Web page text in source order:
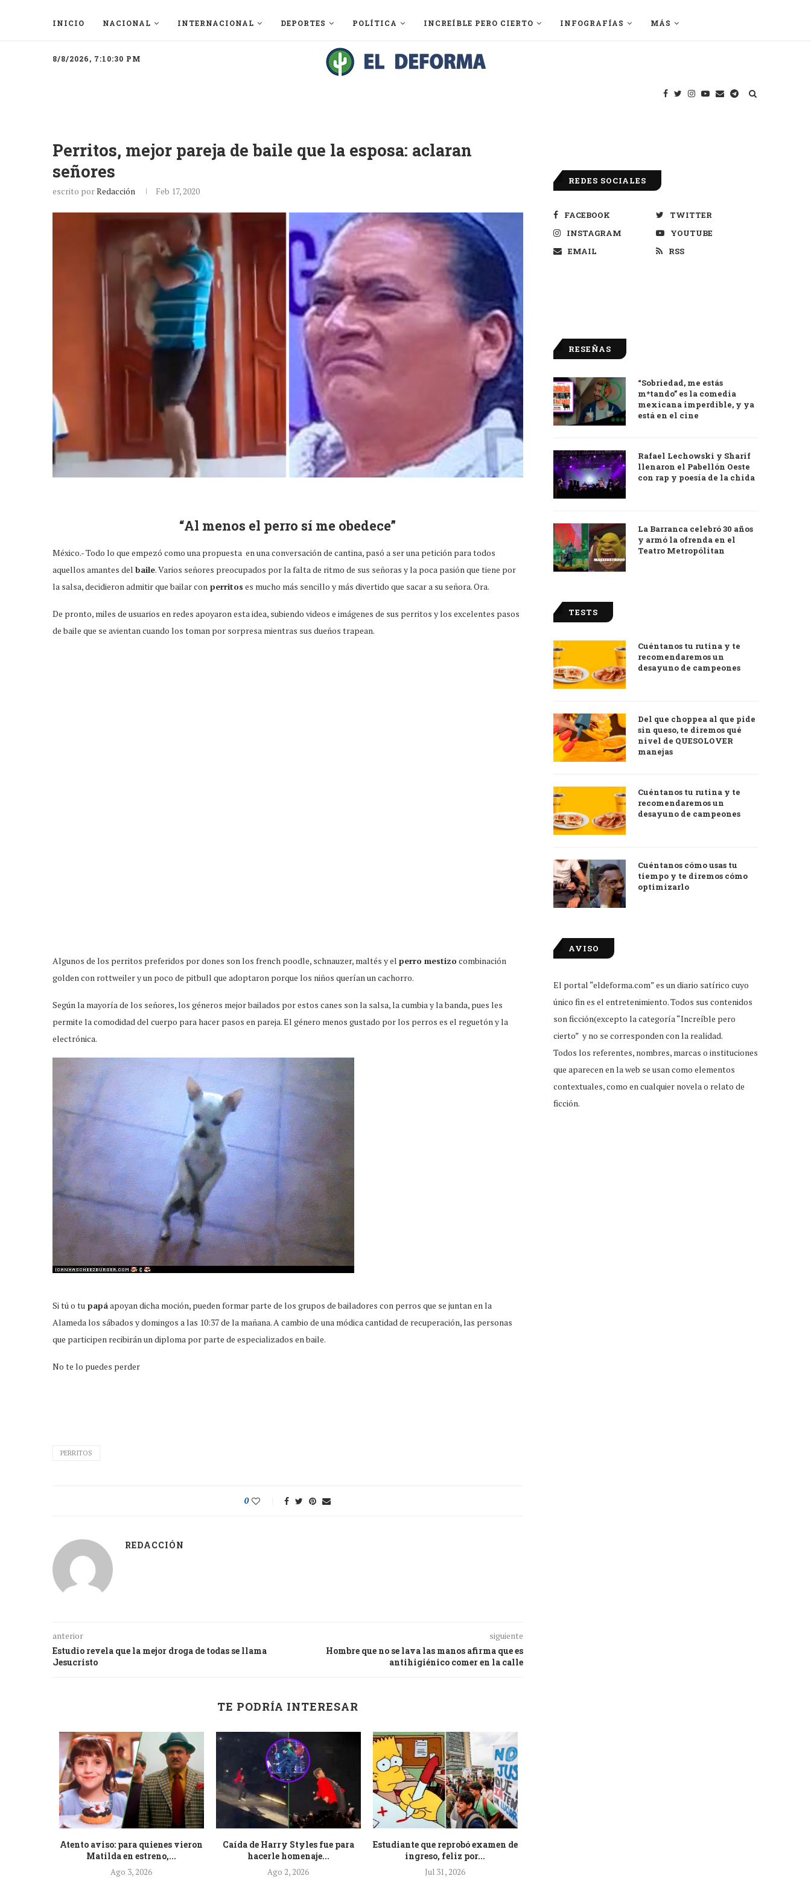
INICIO NACIONAL INTERNACIONAL DEPORTES POLÍTICA INCREÍBLE PERO CIERTO INFOGRAFÍAS MÁS
8/8/2026, 7:10:30 PM
Perritos, mejor pareja de baile que la esposa: aclaran
señores
escrito porRedacción Feb 17, 2020
“Al menos el perro sí me obedece”
México.- Todo lo que empezó como una propuesta en una conversación de cantina, pasó a ser una petición para todos
aquellos amantes del baile. Varios señores preocupados por la falta de ritmo de sus señoras y la poca pasión que tiene por
la salsa, decidieron admitir que bailar con perritos es mucho más sencillo y más divertido que sacar a su señora. Ora.
De pronto, miles de usuarios en redes apoyaron esta idea, subiendo videos e imágenes de sus perritos y los excelentes pasos
de baile que se avientan cuando los toman por sorpresa mientras sus dueños trapean.
Algunos de los perritos preferidos por dones son los french poodle, schnauzer, maltés y el perro mestizocombinación
golden con rottweiler y un poco de pitbull que adoptaron porque los niños querían un cachorro.
Según la mayoría de los señores, los géneros mejor bailados por estos canes son la salsa, la cumbia y la banda, pues les
permite la comodidad del cuerpo para hacer pasos en pareja. El género menos gustado por los perros es el reguetón y la
electrónica.
Si tú o tu papáapoyan dicha moción, pueden formar parte de los grupos de bailadores con perros que se juntan en la
Alameda los sábados y domingos a las 10:37 de la mañana. A cambio de una módica cantidad de recuperación, las personas
que participen recibirán un diploma por parte de especializados en baile.
No te lo puedes perder
PERRITOS
0
REDACCIÓN
anterior
Estudio revela que la mejor droga de todas se llama
Jesucristo
siguiente
Hombre que no se lava las manos afirma que es
antihigiénico comer en la calle
TE PODRÍA INTERESAR
Atento aviso: para quienes vieron
Matilda en estreno,...
Ago 3, 2026
Caída de Harry Styles fue para
hacerle homenaje...
Ago 2, 2026
Estudiante que reprobó examen de
ingreso, feliz por...
Jul 31, 2026
REDES SOCIALES
FACEBOOK
TWITTER
INSTAGRAM
YOUTUBE
EMAIL
RSS
RESEÑAS
9.0
“Sobriedad, me estás
m*tando” es la comedia
mexicana imperdible, y ya
está en el cine
Rafael Lechowski y Sharif
llenaron el Pabellón Oeste
con rap y poesía de la chida
La Barranca celebró 30 años
y armó la ofrenda en el
Teatro Metropólitan
TESTS
Cuéntanos tu rutina y te
recomendaremos un
desayuno de campeones
Del que choppea al que pide
sin queso, te diremos qué
nivel de QUESOLOVER
manejas
Cuéntanos tu rutina y te
recomendaremos un
desayuno de campeones
Cuéntanos cómo usas tu
tiempo y te diremos cómo
optimizarlo
AVISO
El portal “eldeforma.com” es un diario satírico cuyo
único fin es el entretenimiento. Todos sus contenidos
son ficción(excepto la categoría “Increíble pero
cierto” y no se corresponden con la realidad.
Todos los referentes, nombres, marcas o instituciones
que aparecen en la web se usan como elementos
contextuales, como en cualquier novela o relato de
ficción.